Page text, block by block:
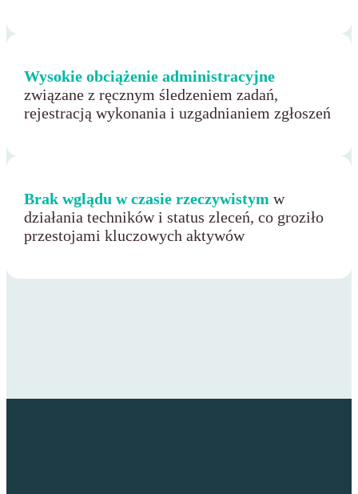
Wysokie obciążenie administracyjne
związane z ręcznym śledzeniem zadań,
rejestracją wykonania i uzgadnianiem zgłoszeń
Brak wglądu w czasie rzeczywistym w
działania techników i status zleceń, co groziło
przestojami kluczowych aktywów